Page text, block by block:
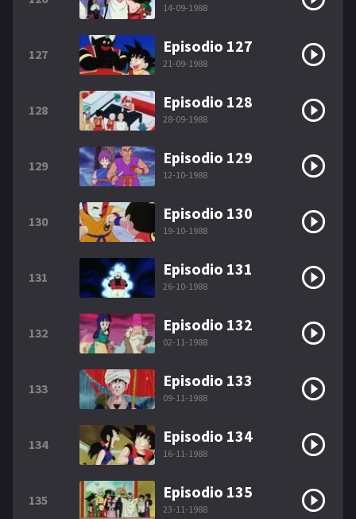
14-09-1988
127 Episodio 127
21-09-1988
128 Episodio 128
28-09-1988
129 Episodio 129
12-10-1988
130 Episodio 130
19-10-1988
131 Episodio 131
26-10-1988
132 Episodio 132
02-11-1988
133 Episodio 133
09-11-1988
134 Episodio 134
16-11-1988
135 Episodio 135
23-11-1988